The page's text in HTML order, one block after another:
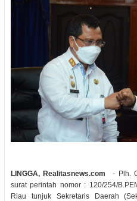
LINGGA, Realitasnews.com
- Plh.
surat perintah nomor : 120/254/
Riau tunjuk Sekretaris Daerah